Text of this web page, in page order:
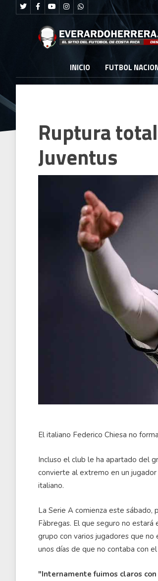
INICIO FUTBOL
Ruptura
Juventus
El italiano Federico Chiesa no
Incluso el club le ha apartado del
convierte al extremo en un
italiano.
La Serie A comienza este
Fàbregas. El que seguro no
grupo con varios jugadores que
unos días de que no contaba con
"Internamente fuimos claros